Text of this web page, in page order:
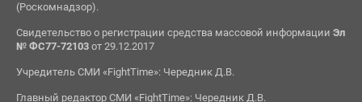
(Роскомнадзор).
Свидетельство о регистрации средства массовой информации Эл
№ ФС77-72103от 29.12.2017
Учредитель СМИ «FightTime»: Чередник Д.В.
Главный редактор СМИ «FightTime»: Чередник Д.В.